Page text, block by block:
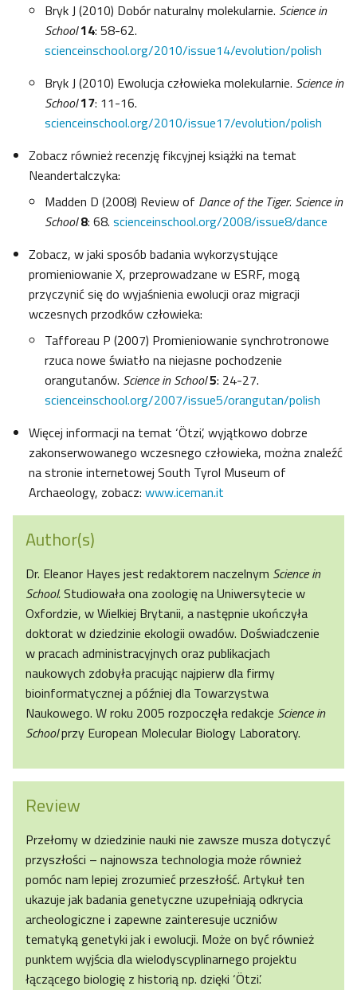
Bryk J (2010) Dobór naturalny molekularnie. Science in
School14: 58-62.
scienceinschool.org/2010/issue14/evolution/polish
Bryk J (2010) Ewolucja człowieka molekularnie. Science in
School17: 11-16.
scienceinschool.org/2010/issue17/evolution/polish
Zobacz również recenzję fikcyjnej książki na temat
Neandertalczyka:
Madden D (2008) Review of Dance of the Tiger. Science in
School 8: 68. scienceinschool.org/2008/issue8/dance
Zobacz, w jaki sposób badania wykorzystujące
promieniowanie X, przeprowadzane w ESRF, mogą
przyczynić się do wyjaśnienia ewolucji oraz migracji
wczesnych przodków człowieka:
Tafforeau P (2007) Promieniowanie synchrotronowe
rzuca nowe światło na niejasne pochodzenie
orangutanów. Science in School5: 24-27.
scienceinschool.org/2007/issue5/orangutan/polish
Więcej informacji na temat ‘Ötzi’, wyjątkowo dobrze
zakonserwowanego wczesnego człowieka, można znaleźć
na stronie internetowej South Tyrol Museum of
Archaeology, zobacz: www.iceman.it
Author(s)
Dr. Eleanor Hayes jest redaktorem naczelnym Science in
School.Studiowała ona zoologię na Uniwersytecie w
Oxfordzie, w Wielkiej Brytanii, a następnie ukończyła
doktorat w dziedzinie ekologii owadów. Doświadczenie
w pracach administracyjnych oraz publikacjach
naukowych zdobyła pracując najpierw dla firmy
bioinformatycznej a później dla Towarzystwa
Naukowego. W roku 2005 rozpoczęła redakcje Science in
Schoolprzy European Molecular Biology Laboratory.
Review
Przełomy w dziedzinie nauki nie zawsze musza dotyczyć
przyszłości – najnowsza technologia może również
pomóc nam lepiej zrozumieć przeszłość. Artykuł ten
ukazuje jak badania genetyczne uzupełniają odkrycia
archeologiczne i zapewne zainteresuje uczniów
tematyką genetyki jak i ewolucji. Może on być również
punktem wyjścia dla wielodyscyplinarnego projektu
łączącego biologię z historią np. dzięki ‘Ötzi’.